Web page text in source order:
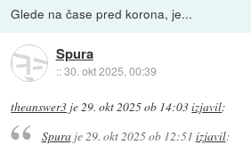
Glede na čase pred korona, je...
Spura
::30. okt 2025, 00:39
theanswer3 je29. okt 2025 ob 14:03izjavil:
Spuraje29. okt 2025 ob 12:51 izjavil: